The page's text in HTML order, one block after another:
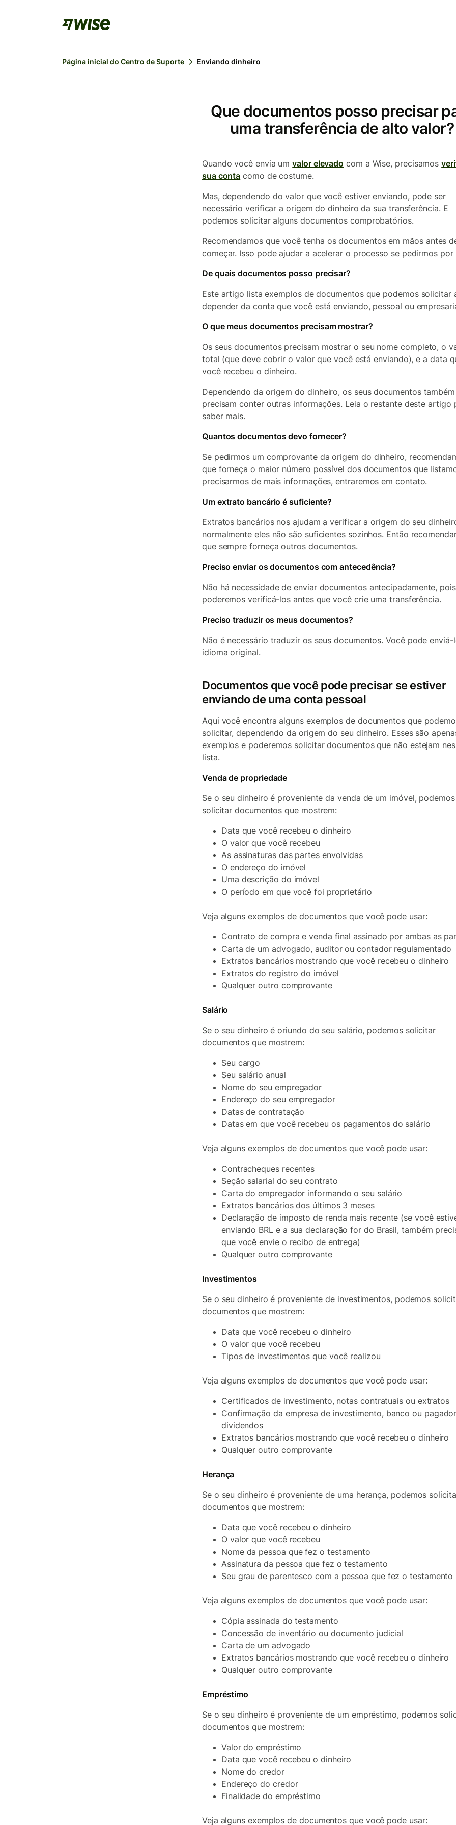
Página inicial do Centro de Suporte Enviando dinheiro
Que documentos posso precisar
uma transferência de alto valor?
Quando você envia umvalor elevado com a Wise, precisamos
sua conta como de costume.
Mas, dependendo do valor que você estiver enviando, pode ser
necessário verificar a origem do dinheiro da sua transferência. E
podemos solicitar alguns documentos comprobatórios.
Recomendamos que você tenha os documentos em mãos antes
começar. Isso pode ajudar a acelerar o processo se pedirmos por
De quais documentos posso precisar?
Este artigo lista exemplos de documentos que podemos solicitar
depender da conta que você está enviando, pessoal ou
O que meus documentos precisam mostrar?
Os seus documentos precisam mostrar o seu nome completo, o
total (que deve cobrir o valor que você está enviando), e a data
você recebeu o dinheiro.
Dependendo da origem do dinheiro, os seus documentos também
precisam conter outras informações. Leia o restante deste artigo
saber mais.
Quantos documentos devo fornecer?
Se pedirmos um comprovante da origem do dinheiro,
que forneça o maior número possível dos documentos que
precisarmos de mais informações, entraremos em contato.
Um extrato bancário é suficiente?
Extratos bancários nos ajudam a verificar a origem do seu
normalmente eles não são suficientes sozinhos. Então
que sempre forneça outros documentos.
Preciso enviar os documentos com antecedência?
Não há necessidade de enviar documentos antecipadamente,
poderemos verificá-los antes que você crie uma transferência.
Preciso traduzir os meus documentos?
Não é necessário traduzir os seus documentos. Você pode enviá-
idioma original.
Documentos que você pode precisar se estiver
enviando de uma conta pessoal
Aqui você encontra alguns exemplos de documentos que
solicitar, dependendo da origem do seu dinheiro. Esses são
exemplos e poderemos solicitar documentos que não estejam
lista.
Venda de propriedade
Se o seu dinheiro é proveniente da venda de um imóvel, podemos
solicitar documentos que mostrem:
Data que você recebeu o dinheiro
O valor que você recebeu
As assinaturas das partes envolvidas
O endereço do imóvel
Uma descrição do imóvel
O período em que você foi proprietário
Veja alguns exemplos de documentos que você pode usar:
Contrato de compra e venda final assinado por ambas as
Carta de um advogado, auditor ou contador regulamentado
Extratos bancários mostrando que você recebeu o dinheiro
Extratos do registro do imóvel
Qualquer outro comprovante
Salário
Se o seu dinheiro é oriundo do seu salário, podemos solicitar
documentos que mostrem:
Seu cargo
Seu salário anual
Nome do seu empregador
Endereço do seu empregador
Datas de contratação
Datas em que você recebeu os pagamentos do salário
Veja alguns exemplos de documentos que você pode usar:
Contracheques recentes
Seção salarial do seu contrato
Carta do empregador informando o seu salário
Extratos bancários dos últimos 3 meses
Declaração de imposto de renda mais recente (se você
enviando BRL e a sua declaração for do Brasil, também
que você envie o recibo de entrega)
Qualquer outro comprovante
Investimentos
Se o seu dinheiro é proveniente de investimentos, podemos
documentos que mostrem:
Data que você recebeu o dinheiro
O valor que você recebeu
Tipos de investimentos que você realizou
Veja alguns exemplos de documentos que você pode usar:
Certificados de investimento, notas contratuais ou extratos
Confirmação da empresa de investimento, banco ou
dividendos
Extratos bancários mostrando que você recebeu o dinheiro
Qualquer outro comprovante
Herança
Se o seu dinheiro é proveniente de uma herança, podemos
documentos que mostrem:
Data que você recebeu o dinheiro
O valor que você recebeu
Nome da pessoa que fez o testamento
Assinatura da pessoa que fez o testamento
Seu grau de parentesco com a pessoa que fez o testamento
Veja alguns exemplos de documentos que você pode usar:
Cópia assinada do testamento
Concessão de inventário ou documento judicial
Carta de um advogado
Extratos bancários mostrando que você recebeu o dinheiro
Qualquer outro comprovante
Empréstimo
Se o seu dinheiro é proveniente de um empréstimo, podemos
documentos que mostrem:
Valor do empréstimo
Data que você recebeu o dinheiro
Nome do credor
Endereço do credor
Finalidade do empréstimo
Veja alguns exemplos de documentos que você pode usar: